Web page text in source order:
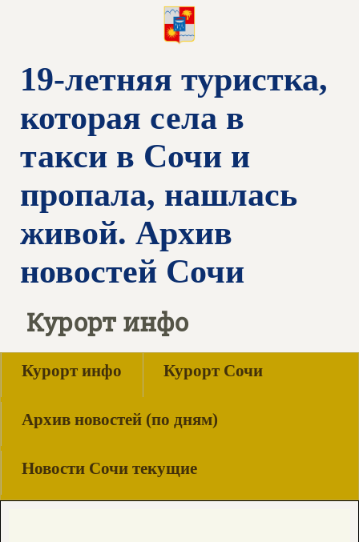
19-летняя туристка,
которая села в
такси в Сочи и
пропала, нашлась
живой. Архив
новостей Сочи
Курорт инфо
Курорт инфо Курорт Сочи
Архив новостей (по дням)
Новости Сочи текущие